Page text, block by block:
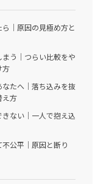
｜原因の見極め方と
う｜つらい比較をや
方
たへ｜落ち込みを抜
え方
ない｜一人で抱え込
公平｜原因と断り